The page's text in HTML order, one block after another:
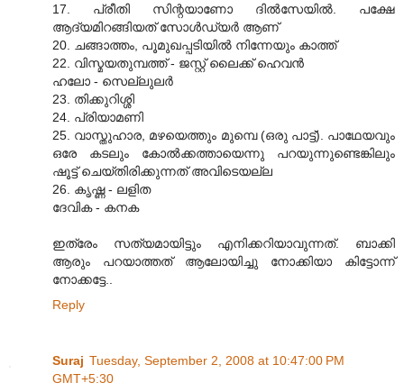
17. പ്രീതി സിന്റയാണോ ദില്‍‌സേയില്‍. പക്ഷേ
ആദ്യമിറങ്ങിയത് സോള്‍ഡ്യര്‍ ആണ്
20. ചങ്ങാത്തം, പൂമുഖപ്പടിയില്‍ നിന്നേയും കാത്ത്
22. വിസ്മയതുമ്പത്ത് - ജസ്റ്റ് ലൈക്ക് ഹെവന്‍
ഹലോ - സെല്ലുലര്‍
23. തിക്കുറിശ്ശി
24. പ്രിയാമണി
25. വാസ്തുഹാര, മഴയെത്തും മുമ്പെ (ഒരു പാട്ട്). പാഥേയവും
ഒരേ കടലും കോല്‍ക്കത്തായെന്നു പറയുന്നുണ്ടെങ്കിലും
ഷൂട്ട് ചെയ്തിരിക്കുന്നത് അവിടെയല്ല
26. കൃഷ്ണ - ലളിത
ദേവിക - കനക
ഇത്രേം സത്യമായിട്ടും എനിക്കറിയാവുന്നത്. ബാക്കി
ആരും പറയാത്തത് ആലോയിച്ചു നോക്കിയാ കിട്ടോന്ന്
നോക്കട്ടേ..
Reply
Suraj Tuesday, September 2, 2008 at 10:47:00 PM
GMT+5:30